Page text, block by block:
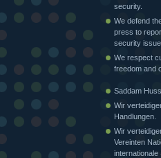
security.
We defend
press to
security
We respect
freedom and
Saddam
Wir
Handlungen.
Wir
Vereinten
internationale